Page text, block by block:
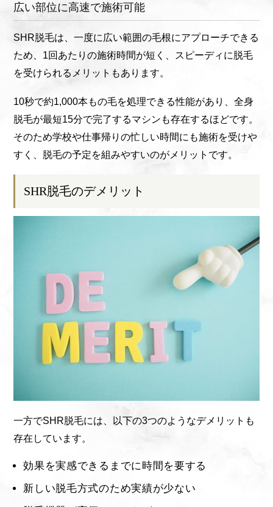
広い部位に高速で施術可能
SHR脱毛は、一度に広い範囲の毛根にアプローチできる
ため、1回あたりの施術時間が短く、スピーディに脱毛
を受けられるメリットもあります。
10秒で約1,000本もの毛を処理できる性能があり、全身
脱毛が最短15分で完了するマシンも存在するほどです。
そのため学校や仕事帰りの忙しい時間にも施術を受けや
すく、脱毛の予定を組みやすいのがメリットです。
SHR脱毛のデメリット
一方でSHR脱毛には、以下の3つのようなデメリットも
存在しています。
効果を実感できるまでに時間を要する
新しい脱毛方式のため実績が少ない